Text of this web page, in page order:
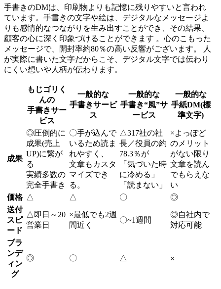
手書きのDMは、印刷物よりも記憶に残りやすいと言われ
ています。手書きの文字や絵は、デジタルなメッセージよ
りも感情的なつながりを生み出すことができ、その結果、
顧客の心に深く印象づけることができます 。心のこもった
メッセージで、開封率約80％の高い反響がございます。 人
が実際に書いた文字だからこそ、デジタル文字では伝わり
にくい想いや人柄が伝わります。
もじゴリく
んの
手書きサー
ビス
一般的な
手書きサービ
ス
一般的な
手書き“風”サ
ービス
一般的な
手紙DM(標
準文字)
成果
◎圧倒的に
成果(売上
UP)に繋が
る
実績多数の
完全手書き
〇手が込んで
いるため読ま
れやすく、
文章もカスタ
マイズでき
る。
△317社の社
長／役員の約
78.3％が
「気づいた時
に冷める」
「読まない」
×よっぽど
のメリット
がない限り
文章を読ん
でもらえな
い
価格 △ △ 〇
◎
送付
スピ
ード
△ 即日～20
営業日
×最低でも2週
間近く
〇~1週間
◎自社内で
対応可能
ブラ
ンデ
ィン
グ
◎ 〇 △ ×